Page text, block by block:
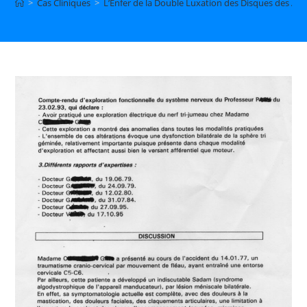
> Cas Cliniques > L’Enfer de la Double Luxation des Disques des